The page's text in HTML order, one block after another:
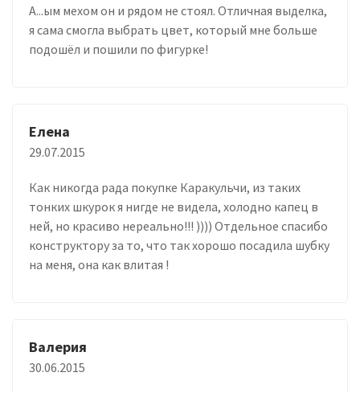
А...ым мехом он и рядом не стоял. Отличная выделка,
я сама смогла выбрать цвет, который мне больше
подошёл и пошили по фигурке!
Елена
29.07.2015
Как никогда рада покупке Каракульчи, из таких
тонких шкурок я нигде не видела, холодно капец в
ней, но красиво нереально!!! )))) Отдельное спасибо
конструктору за то, что так хорошо посадила шубку
на меня, она как влитая !
Валерия
30.06.2015